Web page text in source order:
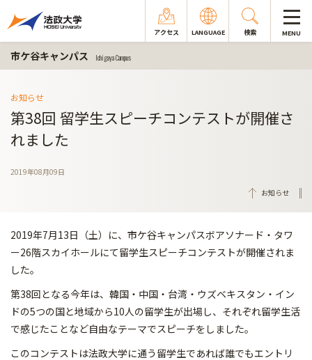
アクセス LANGUAGE 検索 MENU
市ケ谷キャンパス Ichigaya Campus
お知らせ
第38回 留学生スピーチコンテストが開催さ
れました
2019年08月09日
お知らせ
2019年7月13日（土）に、市ケ谷キャンパスボアソナード・タワ
ー26階スカイホールにて留学生スピーチコンテストが開催されま
した。
第38回となる今年は、韓国・中国・台湾・ウズベキスタン・イン
ドの5つの国と地域から10人の留学生が出場し、それぞれ留学生活
で感じたことなど自由なテーマでスピーチをしました。
このコンテストは法政大学に通う留学生であれば誰でもエントリ